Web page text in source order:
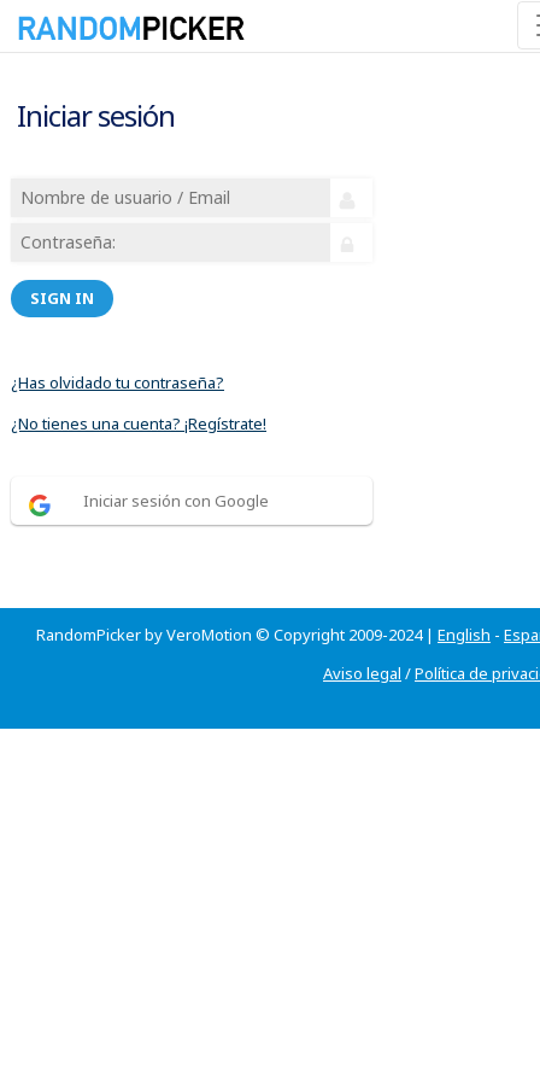
Iniciar sesión
SIGN IN
¿Has olvidado tu contraseña?
¿No tienes una cuenta? ¡Regístrate!
Iniciar sesión con Google
RandomPicker by VeroMotion © Copyright 2009-2024 | English -
Aviso legal /Política de